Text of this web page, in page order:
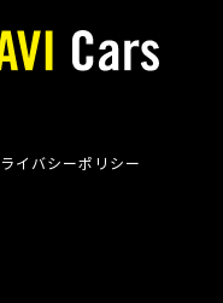
イバシーポリシー